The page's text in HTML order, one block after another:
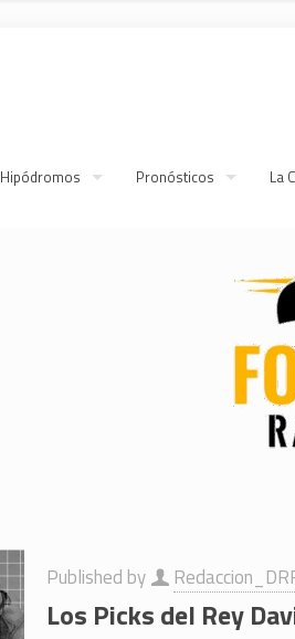
Hipódromos Pronósticos La
Published by
Los Picks del Rey